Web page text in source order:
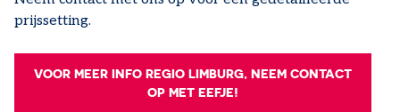
prijssetting.
VOOR MEER INFO REGIO LIMBURG, NEEM CONTACT
OP MET EEFJE!